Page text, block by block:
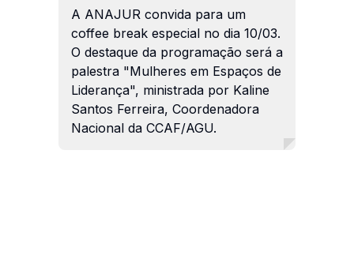
A ANAJUR convida para um
coffee break especial no dia 10/03.
O destaque da programação será a
palestra "Mulheres em Espaços de
Liderança", ministrada por Kaline
Santos Ferreira, Coordenadora
Nacional da CCAF/AGU.